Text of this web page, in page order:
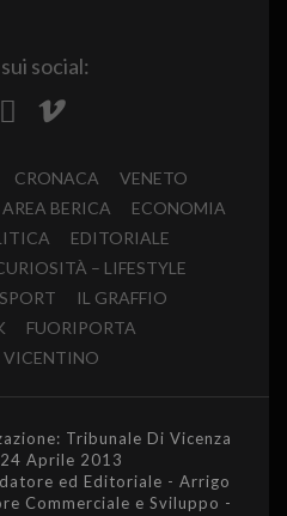
social:
CRONACA
VENETO
AREA BERICA
ECONOMIA
EDITORIALE
– LIFESTYLE
SPORT
IL GRAFFIO
FUORIPORTA
VICENTINO
Tribunale Di Vicenza
Aprile 2013
ed Editoriale - Arrigo
Commerciale e Sviluppo -